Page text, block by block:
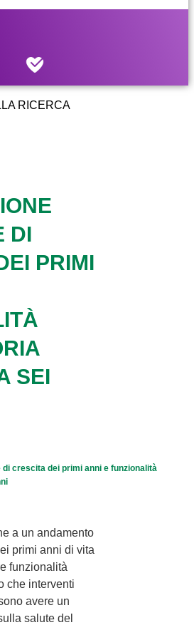
RICERCA
DI
PRIMI
SEI
crescita dei primi anni e funzionalità
a un andamento
primi anni di vita
funzionalità
che interventi
avere un
salute del